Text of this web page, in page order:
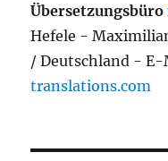
Übersetzungsbüro
Hefele -
/ Deutschland -
translations.com